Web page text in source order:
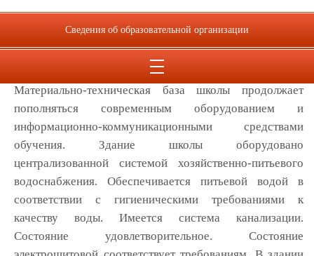
отношении инвалидов и лиц с
ограниченными возможностями
Материально-техническая база школы продолжает
пополняться современным оборудованием и
информационно-коммуникационными средствами
обучения. Здание школы оборудовано
централизованной системой хозяйственно-питьевого
водоснабжения. Обеспечивается питьевой водой в
соответствии с гигиеническими требованиями к
качеству воды. Имеется система канализации.
Состояние удовлетворительное. Состояние
Сведения об образовательной организации